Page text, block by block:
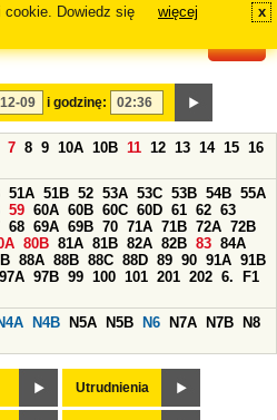
cookie. Dowiedz się
więcej x
i godzinę:
7 8 9 10A 10B 11 12 13 14 15 16
51A 51B 52 53A 53C 53B 54B 55A
59 60A 60B 60C 60D 61 62 63
68 69A 69B 70 71A 71B 72A 72B
80B 81A 81B 82A 82B 83 84A
88A 88B 88C 88D 89 90 91A 91B
97A 97B 99 100 101 201 202 6.
F1
N4B N5A N5B N6 N7A N7B
N8
Utrudnienia